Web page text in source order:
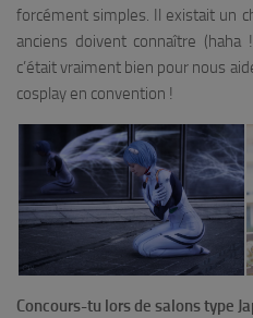
forcément simples. Il existait un
anciens doivent connaître (haha
c’était vraiment bien pour nous
cosplay en convention !
Concours-tu lors de salons type